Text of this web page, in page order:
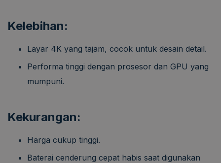
Kelebihan:
Layar 4K yang tajam, cocok untuk desain detail.
Performa tinggi dengan prosesor dan GPU yang
mumpuni.
Kekurangan:
Harga cukup tinggi.
Baterai cenderung cepat habis saat digunakan